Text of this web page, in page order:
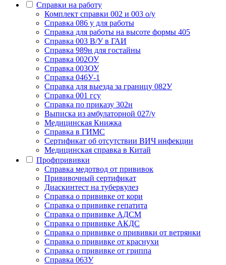
Справки на работу
Комплект справки 002 и 003 о/у
Справка 086 у для работы
Справка для работы на высоте формы 405
Справка 003 В/У в ГАИ
Справка 989н для гостайны
Справка 002ОУ
Справка 003ОУ
Справка 046У-1
Справка для выезда за границу 082У
Справка 001 гсу
Справка по приказу 302н
Выписка из амбулаторной 027/у
Медицинская Книжка
Справка в ГИМС
Сертификат об отсутствии ВИЧ инфекции
Медицинская справка в Китай
Профпрививки
Справка медотвод от прививок
Прививочный сертификат
Диаскинтест на туберкулез
Cправка о прививке от кори
Cправка о прививке гепатита
Справка о прививке АДСМ
Справка о прививке АКДС
Справка о прививке о прививки от ветрянки
Справка о прививке от краснухи
Справка о прививке от гриппа
Справка 063У